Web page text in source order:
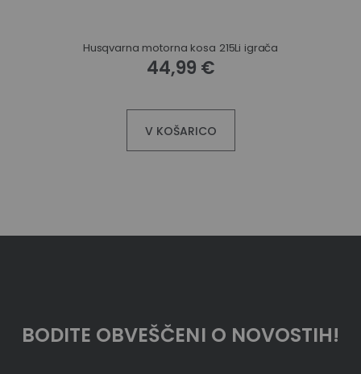
Husqvarna motorna kosa 215Li igrača
44,99 €
V KOŠARICO
BODITE OBVEŠČENI O NOVOSTIH!